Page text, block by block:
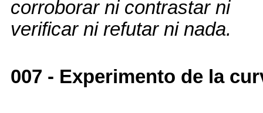
corroborar ni contrastar ni
verificar ni refutar ni nada.
007 - Experimento de la